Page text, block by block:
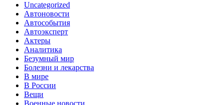
Uncategorized
Автоновости
Автособытия
Автоэксперт
Актеры
Аналитика
Безумный мир
Болезни и лекарства
В мире
В России
Вещи